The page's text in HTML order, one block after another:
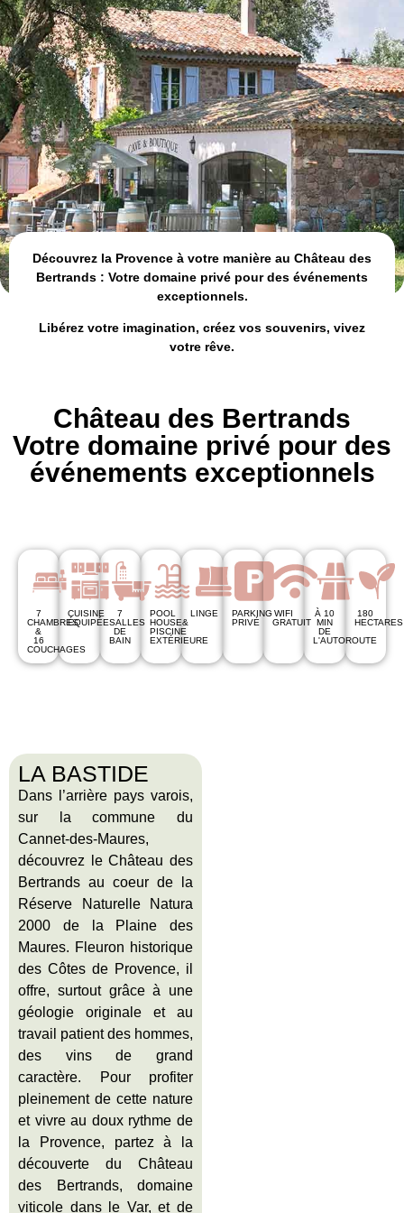
Découvrez la Provence à votre manière au Château des
Bertrands : Votre domaine privé pour des événements
exceptionnels.
Libérez votre imagination, créez vos souvenirs, vivez
votre rêve.
Château des Bertrands
Votre domaine privé pour des
événements exceptionnels
7
CHAMBRES
&
16
COUCHAGES
CUISINE
ÉQUIPÉE
7
SALLES
DE
BAIN
POOL
HOUSE&
PISCINE
EXTÉRIEURE
LINGE
PARKING
PRIVÉ
WIFI
GRATUIT
À 10
MIN
DE
L'AUTOROUTE
180
HECTARES
LA BASTIDE
Dans l’arrière pays varois,
sur la commune du
Cannet-des-Maures,
découvrez le Château des
Bertrands au coeur de la
Réserve Naturelle Natura
2000 de la Plaine des
Maures. Fleuron historique
des Côtes de Provence, il
offre, surtout grâce à une
géologie originale et au
travail patient des hommes,
des vins de grand
caractère. Pour profiter
pleinement de cette nature
et vivre au doux rythme de
la Provence, partez à la
découverte du Château
des Bertrands, domaine
viticole dans le Var, et de